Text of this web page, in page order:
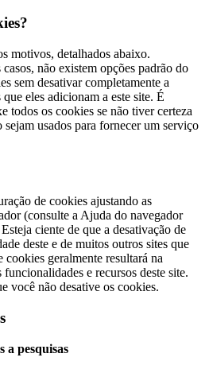
motivos, detalhados abaixo.
não existem opções padrão do
sem desativar completamente a
eles adicionam a este site. É
todos os cookies se não tiver certeza
sejam usados ​​para fornecer um serviço
de cookies ajustando as
(consulte a Ajuda do navegador
ciente de que a desativação de
deste e de muitos outros sites que
geralmente resultará na
e recursos deste site.
você não desative os cookies.
a pesquisas